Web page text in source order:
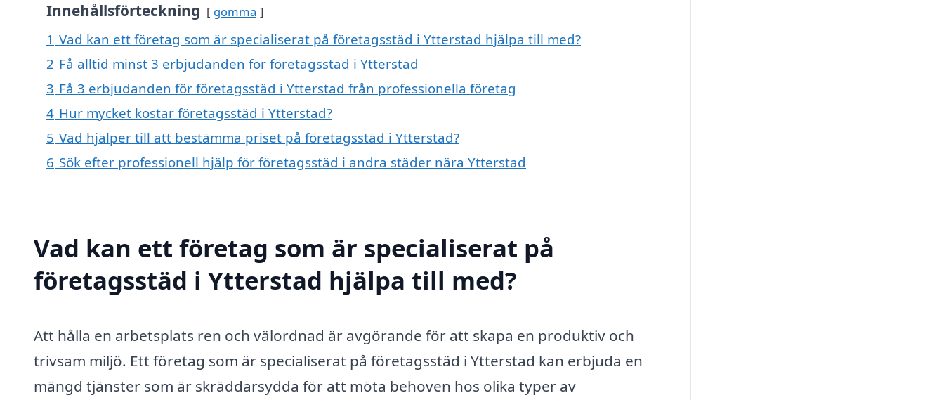
Innehållsförteckning gömma
1 Vad kan ett företag som är specialiserat på företagsstäd i Ytterstad hjälpa till med?
2 Få alltid minst 3 erbjudanden för företagsstäd i Ytterstad
3 Få 3 erbjudanden för företagsstäd i Ytterstad från professionella företag
4 Hur mycket kostar företagsstäd i Ytterstad?
5 Vad hjälper till att bestämma priset på företagsstäd i Ytterstad?
6 Sök efter professionell hjälp för företagsstäd i andra städer nära Ytterstad
Vad kan ett företag som är specialiserat på
företagsstäd i Ytterstad hjälpa till med?
Att hålla en arbetsplats ren och välordnad är avgörande för att skapa en produktiv och
trivsam miljö. Ett företag som är specialiserat på företagsstäd i Ytterstad kan erbjuda en
mängd tjänster som är skräddarsydda för att möta behoven hos olika typer av